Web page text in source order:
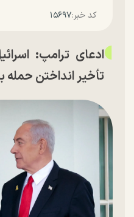
کد خبر:۱۵۶۹۷
ادعای ترامپ:
تأخیر انداختن حمله